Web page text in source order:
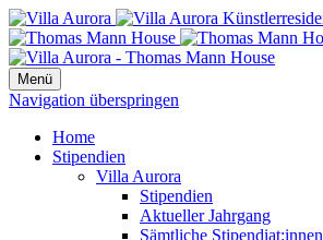
Menü
Navigation überspringen
Home
Stipendien
Villa Aurora
Stipendien
Aktueller Jahrgang
Sämtliche Stipendiat:innen